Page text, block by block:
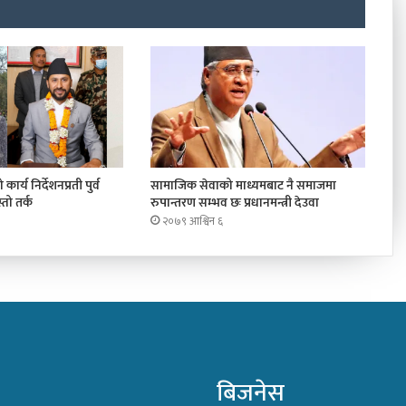
निर्देशनप्रती पुर्व
तर्क
सामाजिक सेवाको माध्यमबाट नै समाजमा
रुपान्तरण सम्भव छः प्रधानमन्त्री देउवा
२०७९ आश्विन ६
बिजनेस